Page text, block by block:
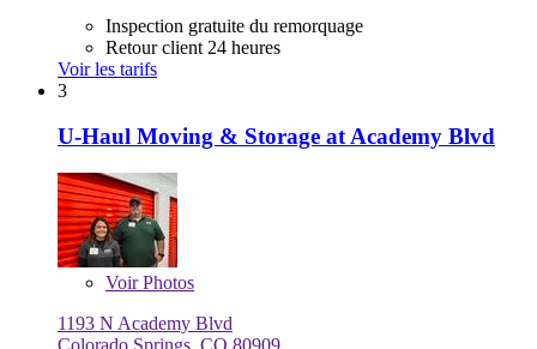
Inspection gratuite du remorquage
Retour client 24 heures
Voir les tarifs
3
U-Haul Moving & Storage at Academy Blvd
VoirPhotos
1193 N Academy Blvd
Colorado Springs, CO 80909